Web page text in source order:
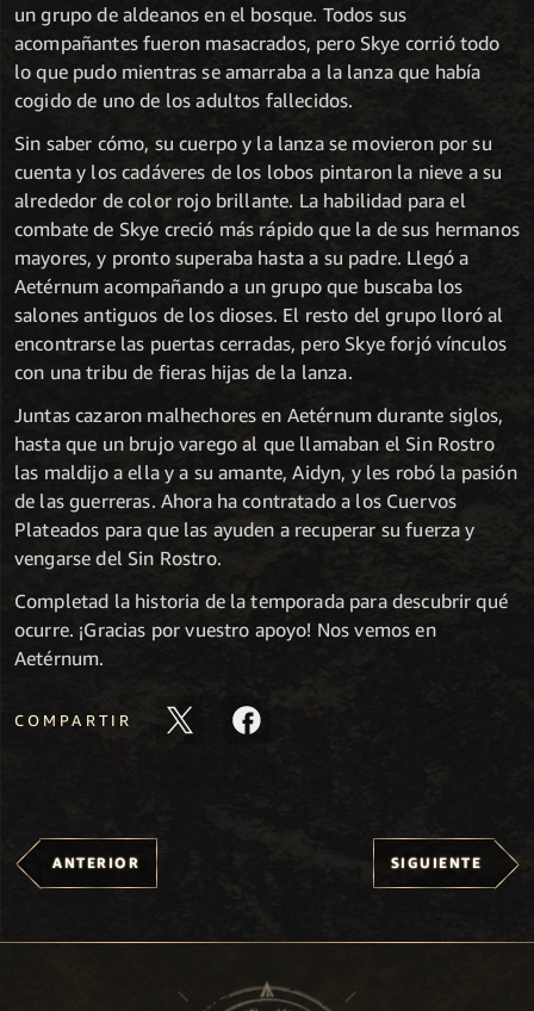
un grupo de aldeanos en el bosque. Todos sus
acompañantes fueron masacrados, pero Skye corrió todo
lo que pudo mientras se amarraba a la lanza que había
cogido de uno de los adultos fallecidos.
Sin saber cómo, su cuerpo y la lanza se movieron por su
cuenta y los cadáveres de los lobos pintaron la nieve a su
alrededor de color rojo brillante. La habilidad para el
combate de Skye creció más rápido que la de sus hermanos
mayores, y pronto superaba hasta a su padre. Llegó a
Aetérnum acompañando a un grupo que buscaba los
salones antiguos de los dioses. El resto del grupo lloró al
encontrarse las puertas cerradas, pero Skye forjó vínculos
con una tribu de fieras hijas de la lanza.
Juntas cazaron malhechores en Aetérnum durante siglos,
hasta que un brujo varego al que llamaban el Sin Rostro
las maldijo a ella y a su amante, Aidyn, y les robó la pasión
de las guerreras. Ahora ha contratado a los Cuervos
Plateados para que las ayuden a recuperar su fuerza y
vengarse del Sin Rostro.
Completad la historia de la temporada para descubrir qué
ocurre. ¡Gracias por vuestro apoyo! Nos vemos en
Aetérnum.
COMPARTIR
ANTERIOR SIGUIENTE